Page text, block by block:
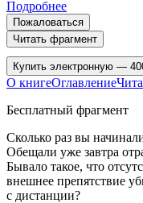
Подробнее
Пожаловаться
Читать фрагмент
Купить электронную —
О книгеОглавление
Бесплатный фрагмент
Сколько раз вы
Обещали уже завтра
Бывало такое, что
внешнее препятствие
с дистанции?